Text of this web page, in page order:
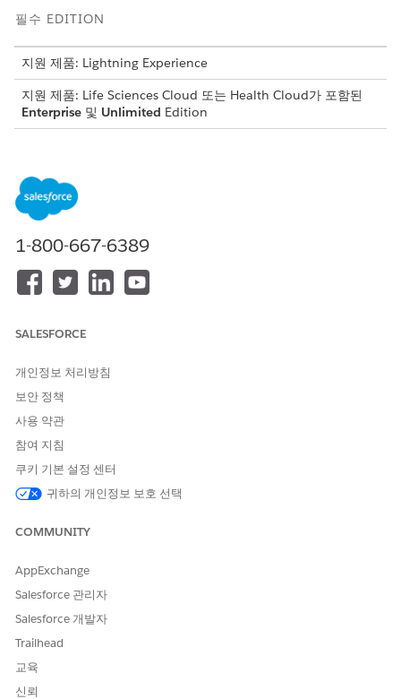
필수 EDITION
지원 제품: Lightning Experience
지원 제품: Life Sciences Cloud 또는 Health Cloud가 포함된
Enterprise 및 Unlimited Edition
개인 계정 활성화
안내 설정의 설정 사이트 관리 아래에서 개인 계정 유형 활성화
활성화
개선을 위한 의견을 보내주세요.
1-800-667-6389
SALESFORCE
개인정보 처리방침
보안 정책
사용 약관
참여 지침
쿠키 기본 설정 센터
귀하의 개인정보 보호 선택
COMMUNITY
AppExchange
Salesforce 관리자
Salesforce 개발자
Trailhead
교육
신뢰